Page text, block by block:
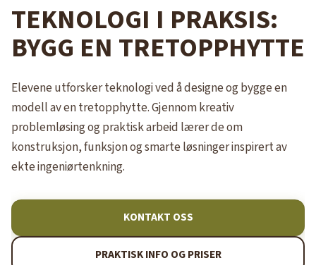
TEKNOLOGI I PRAKSIS:
BYGG EN TRETOPPHYTTE
Elevene utforsker teknologi ved å designe og bygge en
modell av en tretopphytte. Gjennom kreativ
problemløsing og praktisk arbeid lærer de om
konstruksjon, funksjon og smarte løsninger inspirert av
ekte ingeniørtenkning.
KONTAKT OSS
PRAKTISK INFO OG PRISER